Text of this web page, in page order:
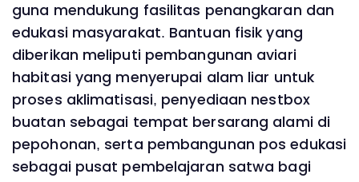
guna mendukung fasilitas penangkaran dan
edukasi masyarakat. Bantuan fisik yang
diberikan meliputi pembangunan aviari
habitasi yang menyerupai alam liar untuk
proses aklimatisasi, penyediaan nestbox
buatan sebagai tempat bersarang alami di
pepohonan, serta pembangunan pos edukasi
sebagai pusat pembelajaran satwa bagi